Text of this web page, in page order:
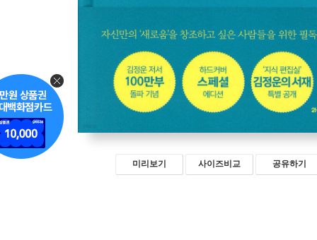
미리보기 사이즈비교 공유하기